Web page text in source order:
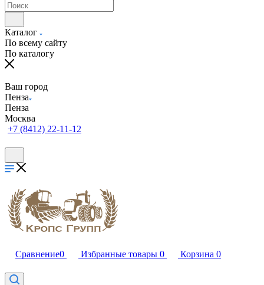
Каталог
По всему сайту
По каталогу
Ваш город
Пенза
Пенза
Москва
+7 (8412) 22-11-12
Сравнение0 Избранные товары 0 Корзина 0